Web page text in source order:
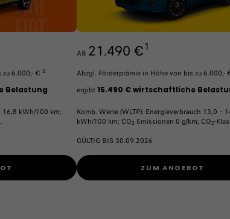
6.000,- € 2
Belastung
16,8 kWh/100 km;
AB 21.490 €1
Abzgl. Förderprämie in Höhe von bis zu 6.000,-
ergibt 15.490 € wirtschaftliche
Komb. Werte (WLTP): Energieverbrauch 13,0 –
kWh/100 km;​ CO2 Emissionen 0 g/km; CO2-
GÜLTIG BIS 30.09.2026
ZUM ANGEBOT